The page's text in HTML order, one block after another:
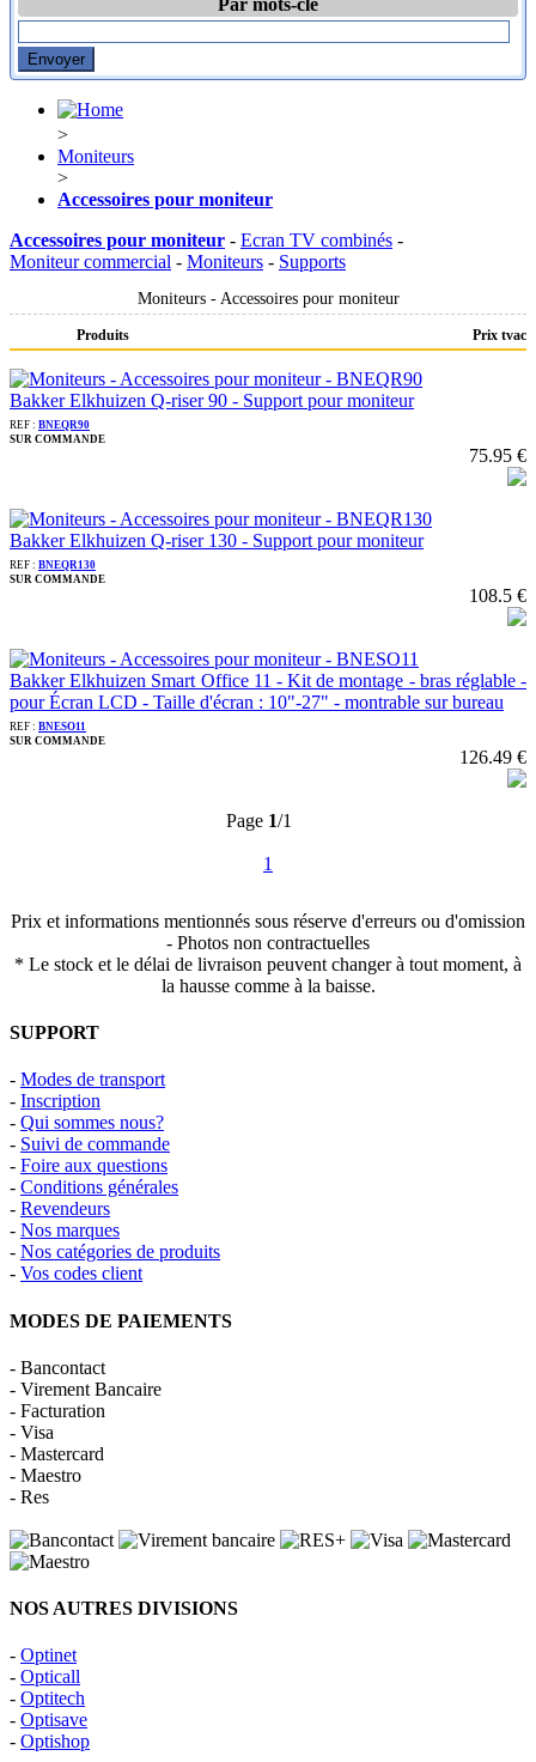
Par mots-clé
>
Moniteurs
>
Accessoires pour moniteur
Accessoires pour moniteur - Ecran TV combinés -
Moniteur commercial - Moniteurs - Supports
Moniteurs - Accessoires pour moniteur
Produits Prix tvac
Bakker Elkhuizen Q-riser 90 - Support pour moniteur
REF : BNEQR90
SUR COMMANDE
75.95 €
Bakker Elkhuizen Q-riser 130 - Support pour moniteur
REF : BNEQR130
SUR COMMANDE
108.5 €
Bakker Elkhuizen Smart Office 11 - Kit de montage - bras réglable -
pour Écran LCD - Taille d'écran : 10"-27" - montrable sur bureau
REF : BNESO11
SUR COMMANDE
126.49 €
Page 1/1
1
Prix et informations mentionnés sous réserve d'erreurs ou d'omission
- Photos non contractuelles
* Le stock et le délai de livraison peuvent changer à tout moment, à
la hausse comme à la baisse.
SUPPORT
- Modes de transport
- Inscription
- Qui sommes nous?
- Suivi de commande
- Foire aux questions
- Conditions générales
- Revendeurs
- Nos marques
- Nos catégories de produits
- Vos codes client
MODES DE PAIEMENTS
- Bancontact
- Virement Bancaire
- Facturation
- Visa
- Mastercard
- Maestro
- Res
NOS AUTRES DIVISIONS
- Optinet
- Opticall
- Optitech
- Optisave
- Optishop